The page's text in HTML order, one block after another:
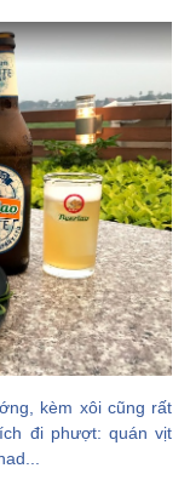
kèm xôi cũng rất
đi phượt: quán vịt